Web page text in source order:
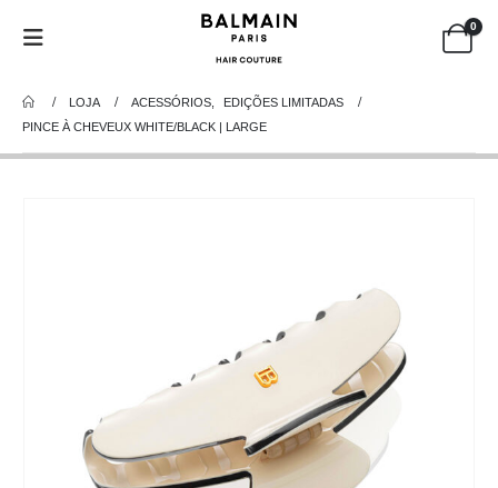
0
LOJA ACESSÓRIOS
EDIÇÕES LIMITADAS
PINCE À CHEVEUX WHITE/BLACK | LARGE